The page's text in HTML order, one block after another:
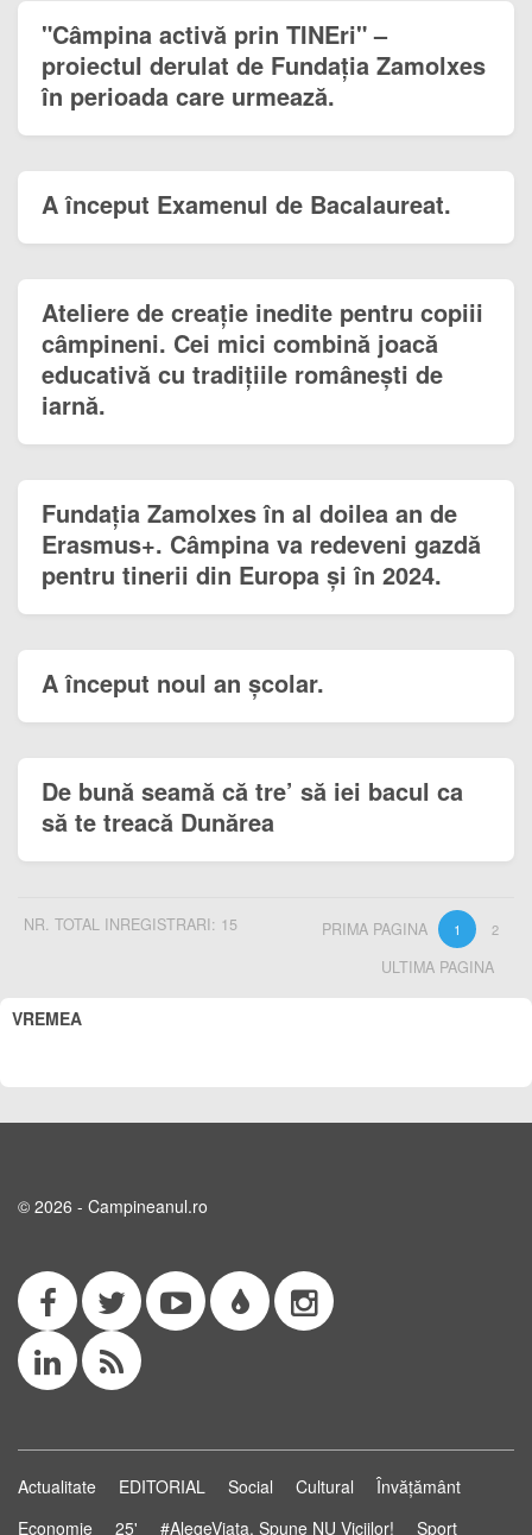
"Câmpina activă prin TINEri" –
proiectul derulat de Fundația Zamolxes
în perioada care urmează.
A început Examenul de Bacalaureat.
Ateliere de creație inedite pentru copiii
câmpineni. Cei mici combină joacă
educativă cu tradițiile românești de
iarnă.
Fundația Zamolxes în al doilea an de
Erasmus+. Câmpina va redeveni gazdă
pentru tinerii din Europa și în 2024.
A început noul an școlar.
De bună seamă că tre’ să iei bacul ca
să te treacă Dunărea
NR. TOTAL INREGISTRARI: 15 PRIMA PAGINA 1 2
ULTIMA PAGINA
VREMEA
© 2026 - Campineanul.ro
Actualitate EDITORIAL Social Cultural
Învățământ
Economie
25' #AlegeViața. Spune NU Viciilor! Sport